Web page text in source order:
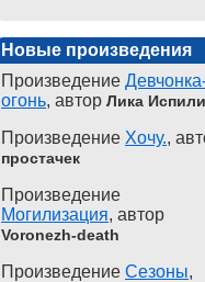
Новые произведения
Произведение
огонь, автор Лика
Произведение Хочу.,
простачек
Произведение
Могилизация, автор
Voronezh-death
Произведение Сезоны,